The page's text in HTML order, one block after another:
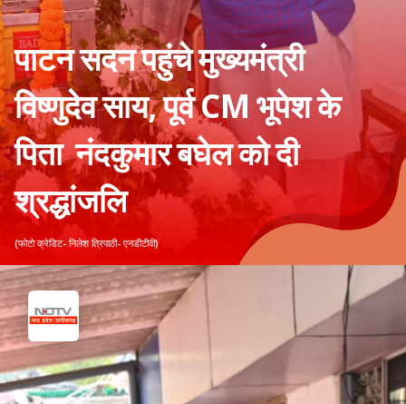
(फोटो क्रेडिट- निलेश त्रिपाठी- एनडीटीवी)
पाटन सदन पहुंचे मुख्यमंत्री
विष्णुदेव साय, पूर्व CM भूपेश के
पिता नंदकुमार बघेल को दी
श्रद्धांजलि